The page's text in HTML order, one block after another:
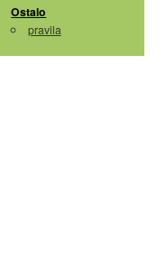
Ostalo
pravila